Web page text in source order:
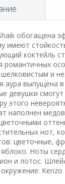
обогащена
имеют
коктейль
романтичных
шелковистым и
аура выпущена
девушки смогут
этого
наполнен
нот,
цветочные,
Ноты
и лотос.